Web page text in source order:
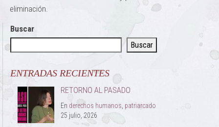
eliminación.
Buscar
Buscar
ENTRADAS RECIENTES
RETORNO AL PASADO
En derechos humanos, patriarcado
25 julio, 2026